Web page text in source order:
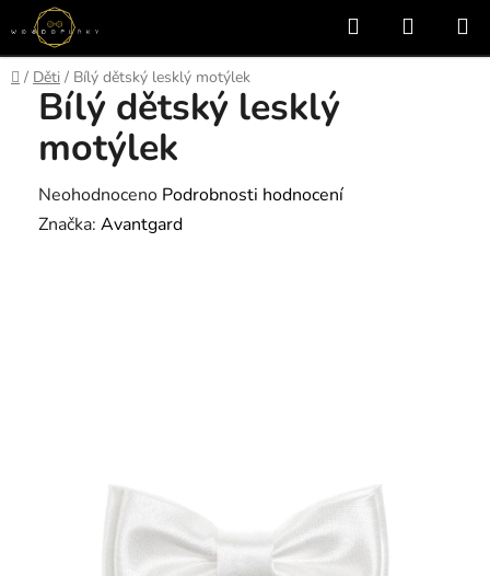
Přejít
na
obsah
Hledat
KOŠÍK
Domů
/ Děti / Bílý dětský lesklý motýlek
Bílý dětský lesklý
motýlek
Průměrné
hodnocení
Neohodnoceno Podrobnosti hodnocení
Značka: Avantgard